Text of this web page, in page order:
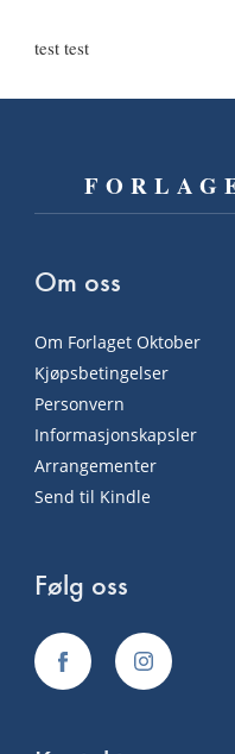
test test
Om oss
Om Forlaget Oktober
Kjøpsbetingelser
Personvern
Informasjonskapsler
Arrangementer
Send til Kindle
Følg oss